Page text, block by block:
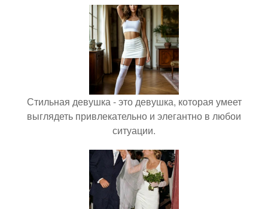
Стильная девушка - это девушка, которая умеет
выглядеть привлекательно и элегантно в любои
ситуации.